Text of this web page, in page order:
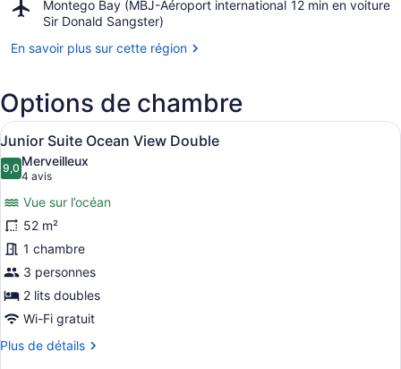
Club
de
Doctor's
Cave
Beach
Montego Bay (MBJ-Aéroport international
Sir Donald Sangster)
Airport,
Montego
(MBJ-
Sir
Donald
Sangster)
‪12 min en voiture‬
En savoir plus sur cette région
Options de chambre
Afficher
toutes
les
photos
pour
ce
type
de
chambre :
Junior
Suite
Ocean
1 chambre, articles de minibar
5
Junior Suite Ocean View Double
9,09,0 sur 10
Merveilleux
4 avis
(4 avis)
Vue sur l’océan
52 m²
1 chambre
3 personnes
2 lits doubles
Wi-Fi gratuit
Plus de détails
Plus